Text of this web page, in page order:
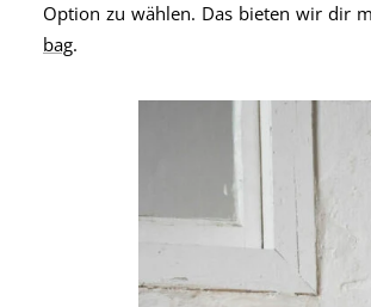
Option zu wählen. Das bieten wir dir
bag.